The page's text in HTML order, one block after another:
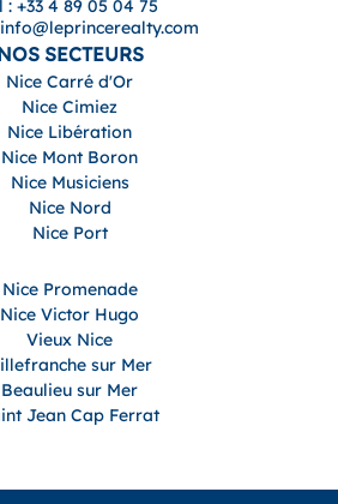
: +33 4 89 05 04 75
SECTEURS
Nice Carré d'Or
Nice Cimiez
Nice Libération
Nice Mont Boron
Nice Musiciens
Nice Nord
Nice Port
Nice Promenade
Nice Victor Hugo
Vieux Nice
sur Mer
Beaulieu sur Mer
Jean Cap Ferrat